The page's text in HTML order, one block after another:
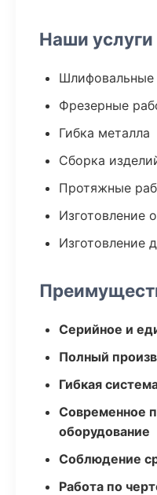
Наши услуги
Шлифовальные
Фрезерные
Гибка металла
Сборка
Протяжные
Изготовление
Изготовление
Серийное и
Полный
Гибкая
Современное
оборудование
Соблюдение
Работа по